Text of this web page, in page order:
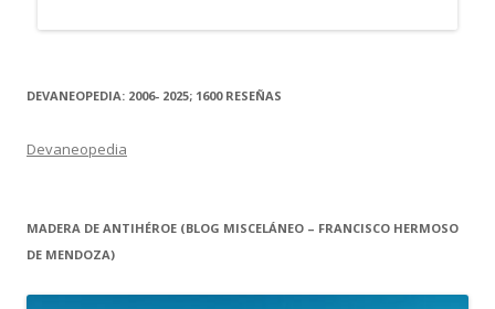
DEVANEOPEDIA: 2006- 2025; 1600 RESEÑAS
Devaneopedia
MADERA DE ANTIHÉROE (BLOG MISCELÁNEO – FRANCISCO HERMOSO
DE MENDOZA)